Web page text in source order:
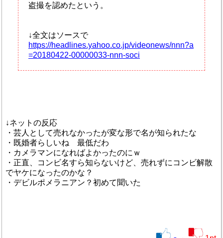
盗撮を認めたという。
↓全文はソースで
https://headlines.yahoo.co.jp/videonews/nnn?a
=20180422-00000033-nnn-soci
↓ネットの反応
・芸人として売れなかったが変な形で名が知られたな
・既婚者らしいね 最低だわ
・カメラマンになればよかったのにｗ
・正直、コンビ名すら知らないけど、売れずにコンビ解散
でヤケになったのかな？
・デビルポメラニアン？初めて聞いた